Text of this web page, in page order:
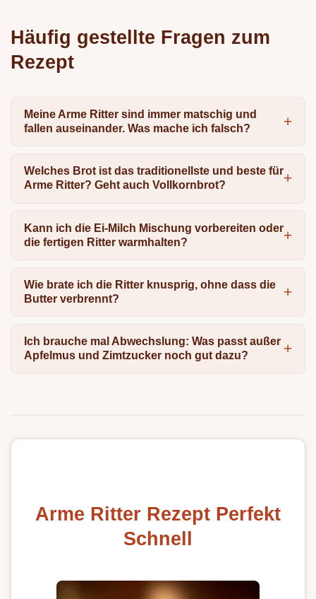
Häufig gestellte Fragen zum
Rezept
Meine Arme Ritter sind immer matschig und
fallen auseinander. Was mache ich falsch?
Welches Brot ist das traditionellste und beste für
Arme Ritter? Geht auch Vollkornbrot?
Kann ich die Ei-Milch Mischung vorbereiten oder
die fertigen Ritter warmhalten?
Wie brate ich die Ritter knusprig, ohne dass die
Butter verbrennt?
Ich brauche mal Abwechslung: Was passt außer
Apfelmus und Zimtzucker noch gut dazu?
Arme Ritter Rezept Perfekt
Schnell